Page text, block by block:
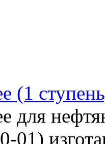
(1
для
01)